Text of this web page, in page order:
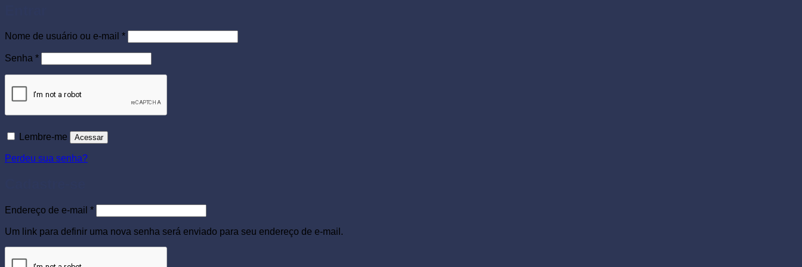
Nome de usuário ou e-mail *Obrigatório
Senha *Obrigatório
Lembre-me Acessar
Perdeu sua senha?
Endereço de e-mail *Obrigatório
Um link para definir uma nova senha será enviado para seu endereço de e-mail.